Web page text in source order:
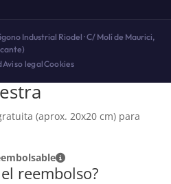
Industrial Riodel · C/ Molí de Maurici,
Aviso legalCookies
(aprox. 20x20 cm) para
reembolso?